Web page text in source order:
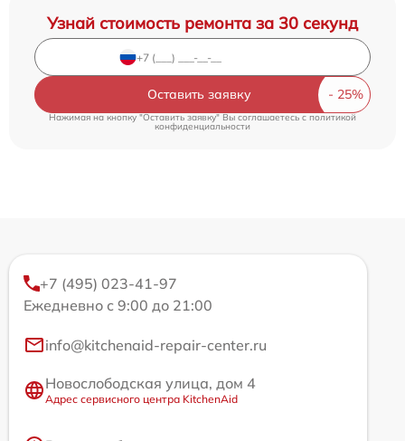
Узнай стоимость ремонта за 30 секунд
Оставить заявку
Нажимая на кнопку "Оставить заявку" Вы соглашаетесь cполитикой
конфиденциальности
+7 (495) 023-41-97
Ежедневно с 9:00 до 21:00
info@kitchenaid-repair-center.ru
Новослободская улица, дом 4
Адрес сервисного центра KitchenAid